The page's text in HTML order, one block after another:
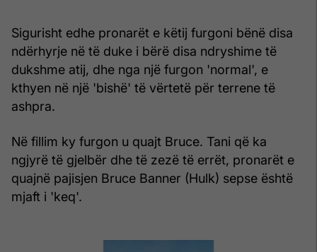
Sigurisht edhe pronarët e këtij furgoni bënë disa
ndërhyrje në të duke i bërë disa ndryshime të
dukshme atij, dhe nga një furgon 'normal', e
kthyen në një 'bishë' të vërtetë për terrene të
ashpra.
Në fillim ky furgon u quajt Bruce. Tani që ka
ngjyrë të gjelbër dhe të zezë të errët, pronarët e
quajnë pajisjen Bruce Banner (Hulk) sepse është
mjaft i 'keq'.